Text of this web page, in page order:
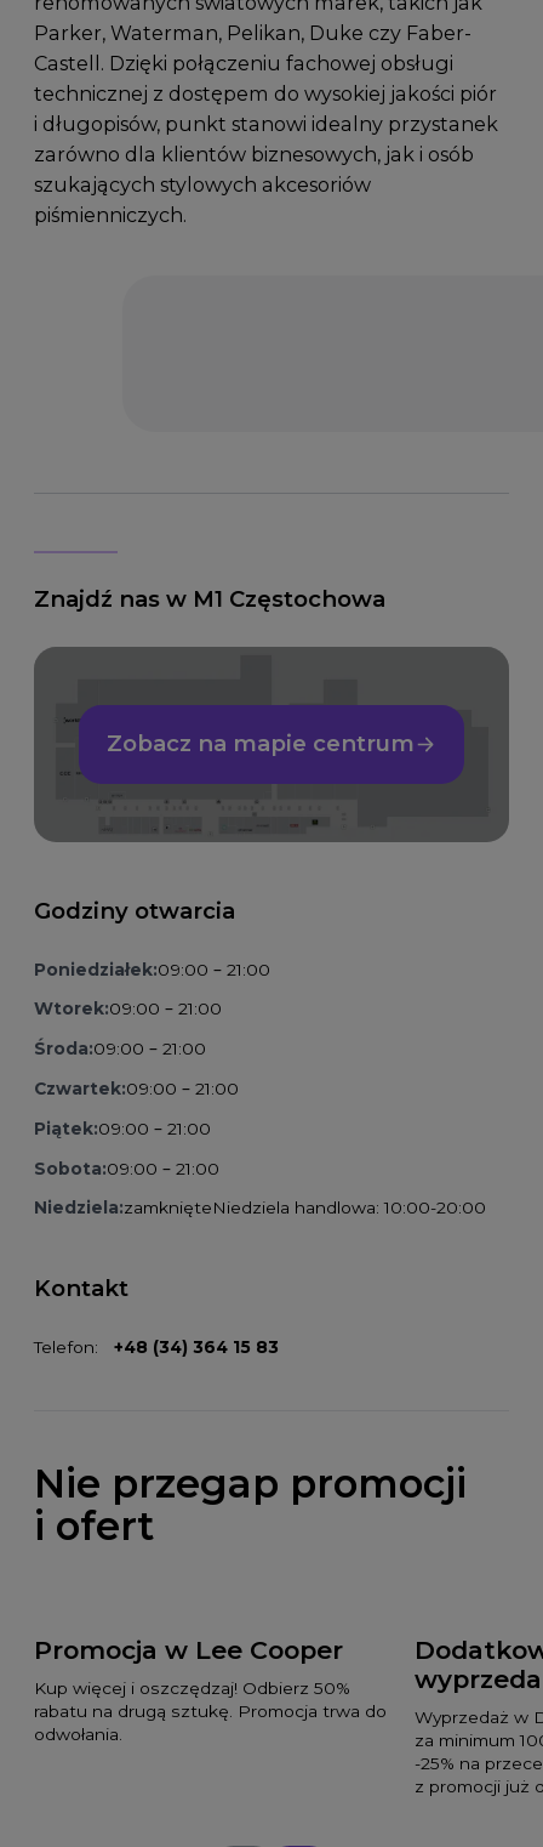
Parker, Waterman, Pelikan, Duke czy Faber-
Castell. Dzięki połączeniu fachowej obsługi
technicznej z dostępem do wysokiej jakości piór
i długopisów, punkt stanowi idealny przystanek
zarówno dla klientów biznesowych, jak i osób
szukających stylowych akcesoriów
piśmienniczych.
Znajdź nas w M1 Częstochowa
Zobacz na mapie centrum
Godziny otwarcia
Poniedziałek:09:00 – 21:00
Wtorek:09:00 – 21:00
Środa:09:00 – 21:00
Czwartek:09:00 – 21:00
Piątek:09:00 – 21:00
Sobota:09:00 – 21:00
Niedziela:zamknięteNiedziela handlowa: 10:00-20:00
Kontakt
Telefon: +48 (34) 364 15 83
Nie przegap promocji
i ofert
Promocja w Lee Cooper
Kup więcej i oszczędzaj! Odbierz 50%
rabatu na drugą sztukę. Promocja trwa do
odwołania.
Wyprzedaż w
za minimum
-25% na
z promocji już